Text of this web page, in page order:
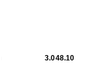
3.048.10